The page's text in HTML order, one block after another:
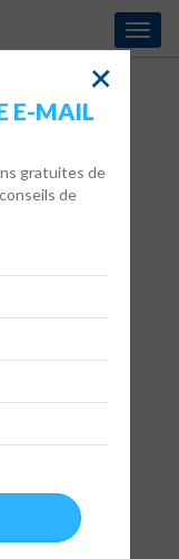
+
E-MAIL
gratuites de
de
la
(Non-